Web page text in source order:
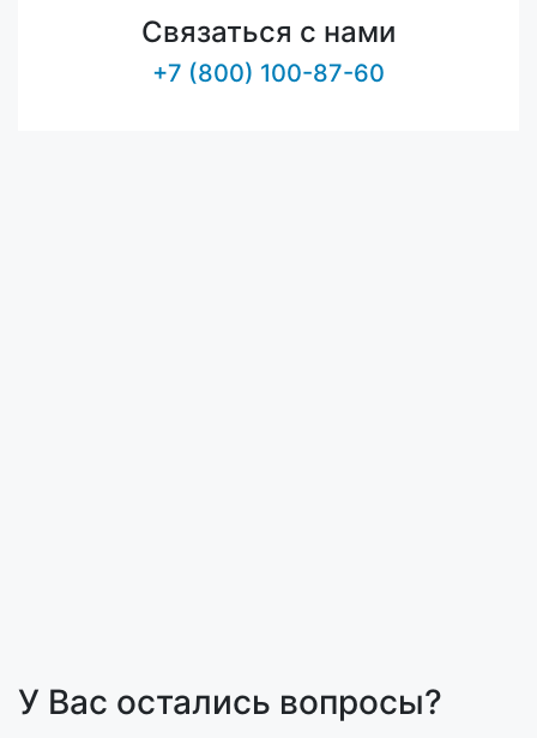
Связаться с нами
+7 (800) 100-87-60
У Вас остались вопросы?